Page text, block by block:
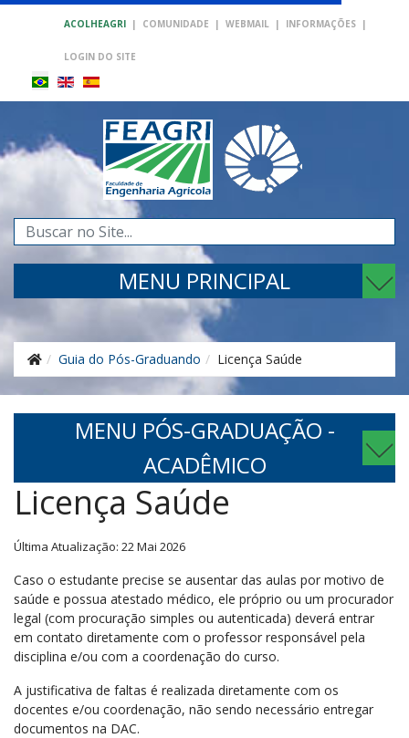
ACOLHEAGRI | COMUNIDADE | WEBMAIL | INFORMAÇÕES |
LOGIN DO SITE
Pesquisar...
MENU PRINCIPAL
Guia do Pós-Graduando Licença Saúde
MENU PÓS-GRADUAÇÃO -
ACADÊMICO
Licença Saúde
Última Atualização: 22 Mai 2026
Caso o estudante precise se ausentar das aulas por motivo de
saúde e possua atestado médico, ele próprio ou um procurador
legal (com procuração simples ou autenticada) deverá entrar
em contato diretamente com o professor responsável pela
disciplina e/ou com a coordenação do curso.
A justificativa de faltas é realizada diretamente com os
docentes e/ou coordenação, não sendo necessário entregar
documentos na DAC.